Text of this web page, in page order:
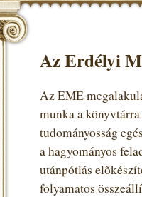
Az Erdélyi
Az EME
munka a
tudományosság
a hagyományos
utánpótlás
folyamatos